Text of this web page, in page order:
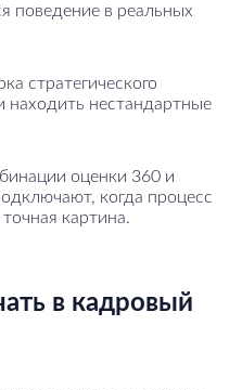
поведение в реальных
стратегического
нестандартные
оценки 360 и
когда процесс
картина.
в кадровый